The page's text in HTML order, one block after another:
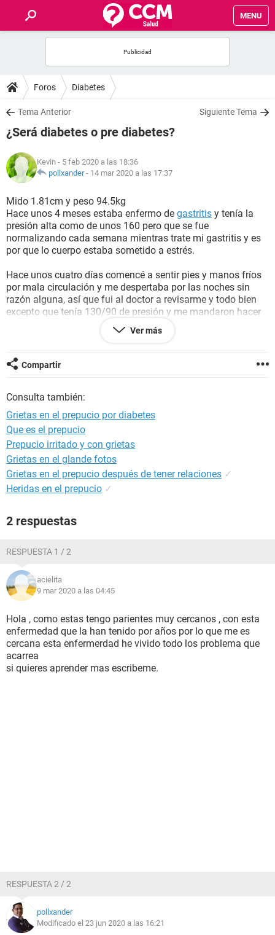
MENU
FOROS
SALUD
FAMILIA
NUTRICIÓN
BIENESTAR
SEXUALIDAD
Foros Diabetes
Tema Anterior Siguiente Tema
¿Será diabetes o pre diabetes?
Kevin - 5 feb 2020 a las 18:36
pollxander- 14 mar 2020 a las 17:37
Mido 1.81cm y peso 94.5kg
Hace unos 4 meses estaba enfermo de gastritis y tenía la
presión alta como de unos 160 pero que se fue
normalizando cada semana mientras trate mi gastritis y es
por que lo cuerpo estaba sometido a estrés.
Hace unos cuatro días comencé a sentir pies y manos fríos
por mala circulación y me despertaba por las noches sin
razón alguna, así que fui al doctor a revisarme y todo bien
excepto que tenía 130/90 de presión y me mandaron hacer
estudios los cuales mañana me entregan resultados.
Pero tengo miedo por que me puse a leer hace dos días
de orinar frecuentemente aunque a ciertos horarios no me
pasa, y he tenido sed por las noches y mañanas, aunque
no puedodormir bien
escalofrío . Nunca he sentido mis pies o manos
ni entumidos, pero si fríos y lentos.
Ver más
Compartir
Consulta también:
Grietas en el prepucio por diabetes
Que es el prepucio
Prepucio irritado y con grietas
Grietas en el glande fotos
Grietas en el prepucio después de tener relaciones ✓
Heridas en el prepucio ✓
2 respuestas
RESPUESTA 1 / 2
acielita
9 mar 2020 a las 04:45
Hola , como estas tengo parientes muy cercanos , con esta
enfermedad que la han tenido por años por lo que me es
cercana esta enfermerdad he vivido todo los problema que
acarrea
si quieres aprender mas escribeme.
RESPUESTA 2 / 2
pollxander
Modificado el 23 jun 2020 a las 16:21